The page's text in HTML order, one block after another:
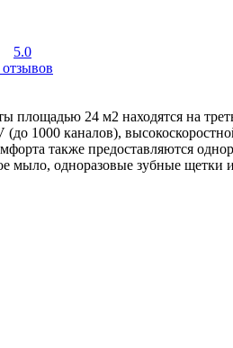
5.0
отзывов
площадью 24 м2 находятся на
1000 каналов),
также предоставляются
одноразовые зубные щетки